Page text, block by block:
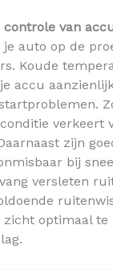
controle van
auto op de
Koude
accu
verkeert
zijn
bij
versleten
zicht optimaal te